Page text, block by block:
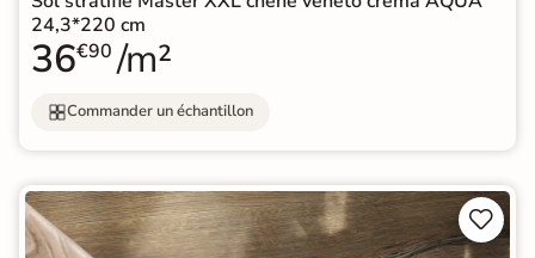
24,3*220 cm
36€90 /m²
Commander un échantillon

